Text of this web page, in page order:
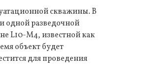
скважины. В
одной разведочной
L10-M4, известной как
объект будет
для проведения